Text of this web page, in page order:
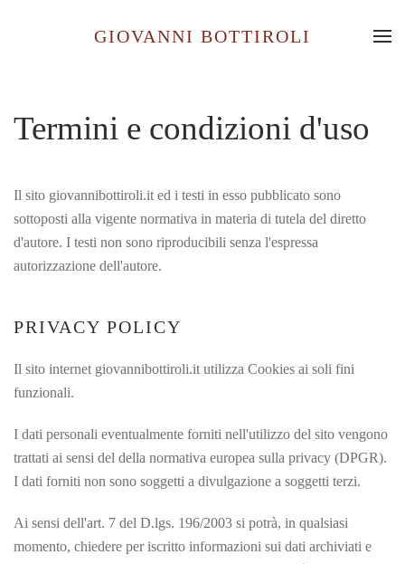
Skip to main contentGIOVANNI BOTTIROLI
Termini e condizioni d'uso
Il sito giovannibottiroli.it ed i testi in esso pubblicato sono
sottoposti alla vigente normativa in materia di tutela del diretto
d'autore. I testi non sono riproducibili senza l'espressa
autorizzazione dell'autore.
PRIVACY POLICY
Il sito internet giovannibottiroli.it utilizza Cookies ai soli fini
funzionali.
I dati personali eventualmente forniti nell'utilizzo del sito vengono
trattati ai sensi del della normativa europea sulla privacy (DPGR).
I dati forniti non sono soggetti a divulgazione a soggetti terzi.
Ai sensi dell'art. 7 del D.lgs. 196/2003 si potrà, in qualsiasi
momento, chiedere per iscritto informazioni sui dati archiviati e